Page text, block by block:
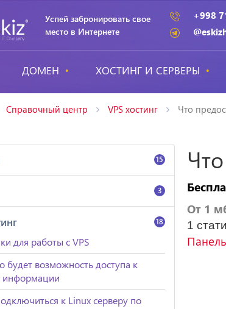
Успей забронировать свое
место в Интернете
+998
ДОМЕН ХОСТИНГ И СЕРВЕРЫ
Справочный центр VPS хостинг Что
15
3
18
для работы с VPS
будет возможность доступа к
информации
к Linux серверу по
От 1
1